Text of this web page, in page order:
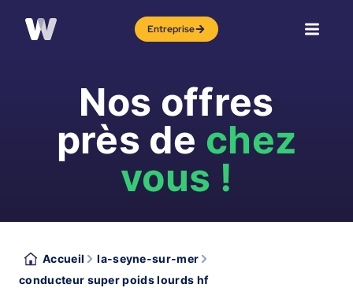
Entreprise
Nos offres
près de chez
vous !
Accueil
la-seyne-sur-mer
conducteur super poids lourds hf